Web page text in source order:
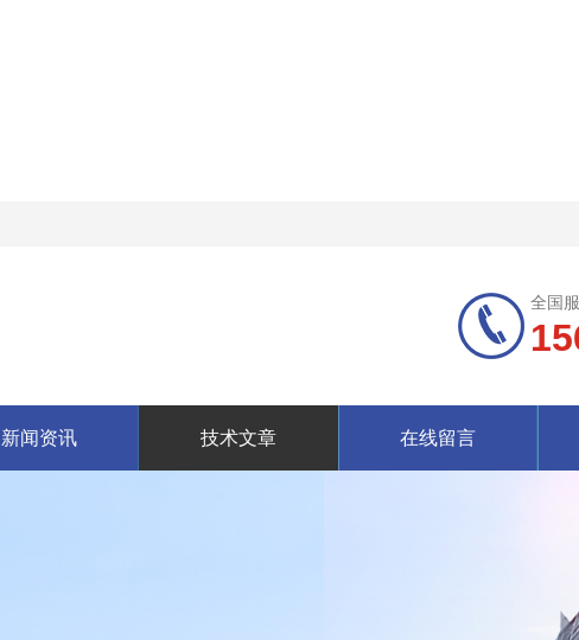
全国
新闻资讯 技术文章 在线留言